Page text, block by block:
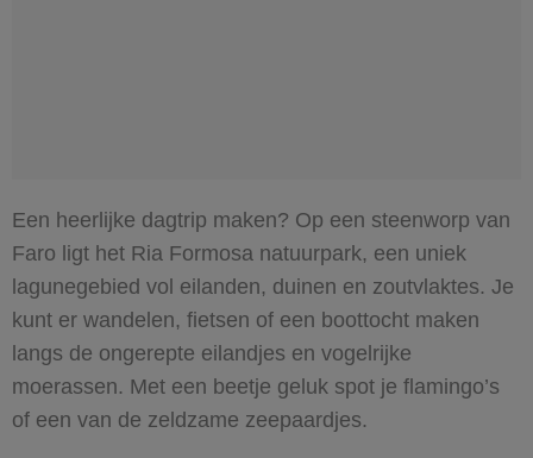
Een heerlijke dagtrip maken? Op een steenworp van
Faro ligt het Ria Formosa natuurpark, een uniek
lagunegebied vol eilanden, duinen en zoutvlaktes. Je
kunt er wandelen, fietsen of een boottocht maken
langs de ongerepte eilandjes en vogelrijke
moerassen. Met een beetje geluk spot je flamingo’s
of een van de zeldzame zeepaardjes.